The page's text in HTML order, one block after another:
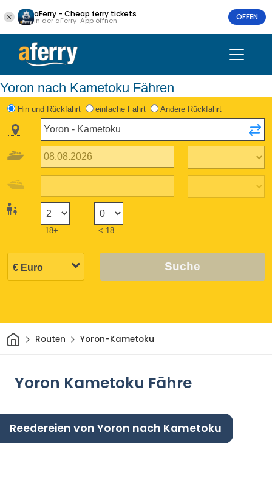
aFerry - Cheap ferry tickets
In der aFerry-App öffnen OFFEN
Yoron nach Kametoku Fähren
Hin und Rückfahrt einfache Fahrt Andere Rückfahrt
18+ < 18
Suche
HeimRouten Yoron-Kametoku
Yoron Kametoku Fähre
Reedereien von Yoron nach Kametoku